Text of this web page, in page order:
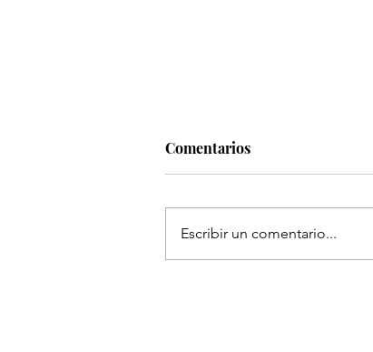
Comentarios
Escribir un comentario...